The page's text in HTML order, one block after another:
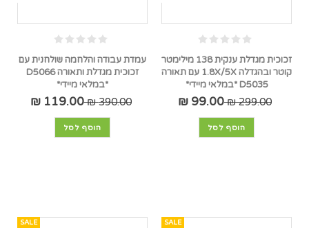
זכוכית מגדלת ענקית 138 מילימטר
קוטר ובהגדלה 1.8X/5X עם תאורה
D5035 *במלאי מיידי*
299.00 ₪
99.00 ₪
הוסף לסל
עמדת עבודה והלחמה שולחנית עם
זכוכית מגדלת ותאורה D5066
*במלאי מיידי*
390.00 ₪
119.00 ₪
הוסף לסל
SALE
SALE